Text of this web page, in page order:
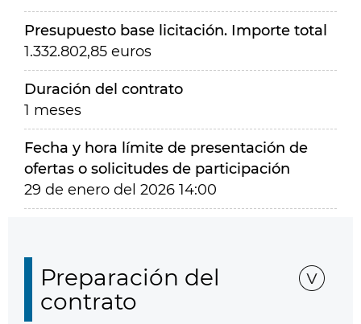
Presupuesto base licitación. Importe total
1.332.802,85 euros
Duración del contrato
1 meses
Fecha y hora límite de presentación de
ofertas o solicitudes de participación
29 de enero del 2026 14:00
Preparación del
contrato